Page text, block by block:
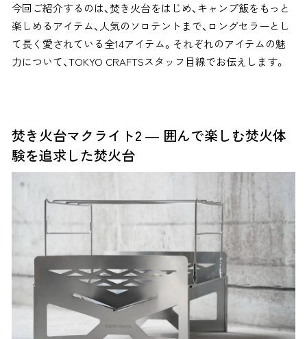
今回ご紹介するのは、焚き火台をはじめ、キャンプ飯をもっと
楽しめるアイテム、人気のソロテントまで、ロングセラーとし
て長く愛されている全14アイテム。それぞれのアイテムの魅
力について、TOKYO CRAFTSスタッフ目線でお伝えします。
焚き火台マクライト2 ― 囲んで楽しむ焚火体
験を追求した焚火台